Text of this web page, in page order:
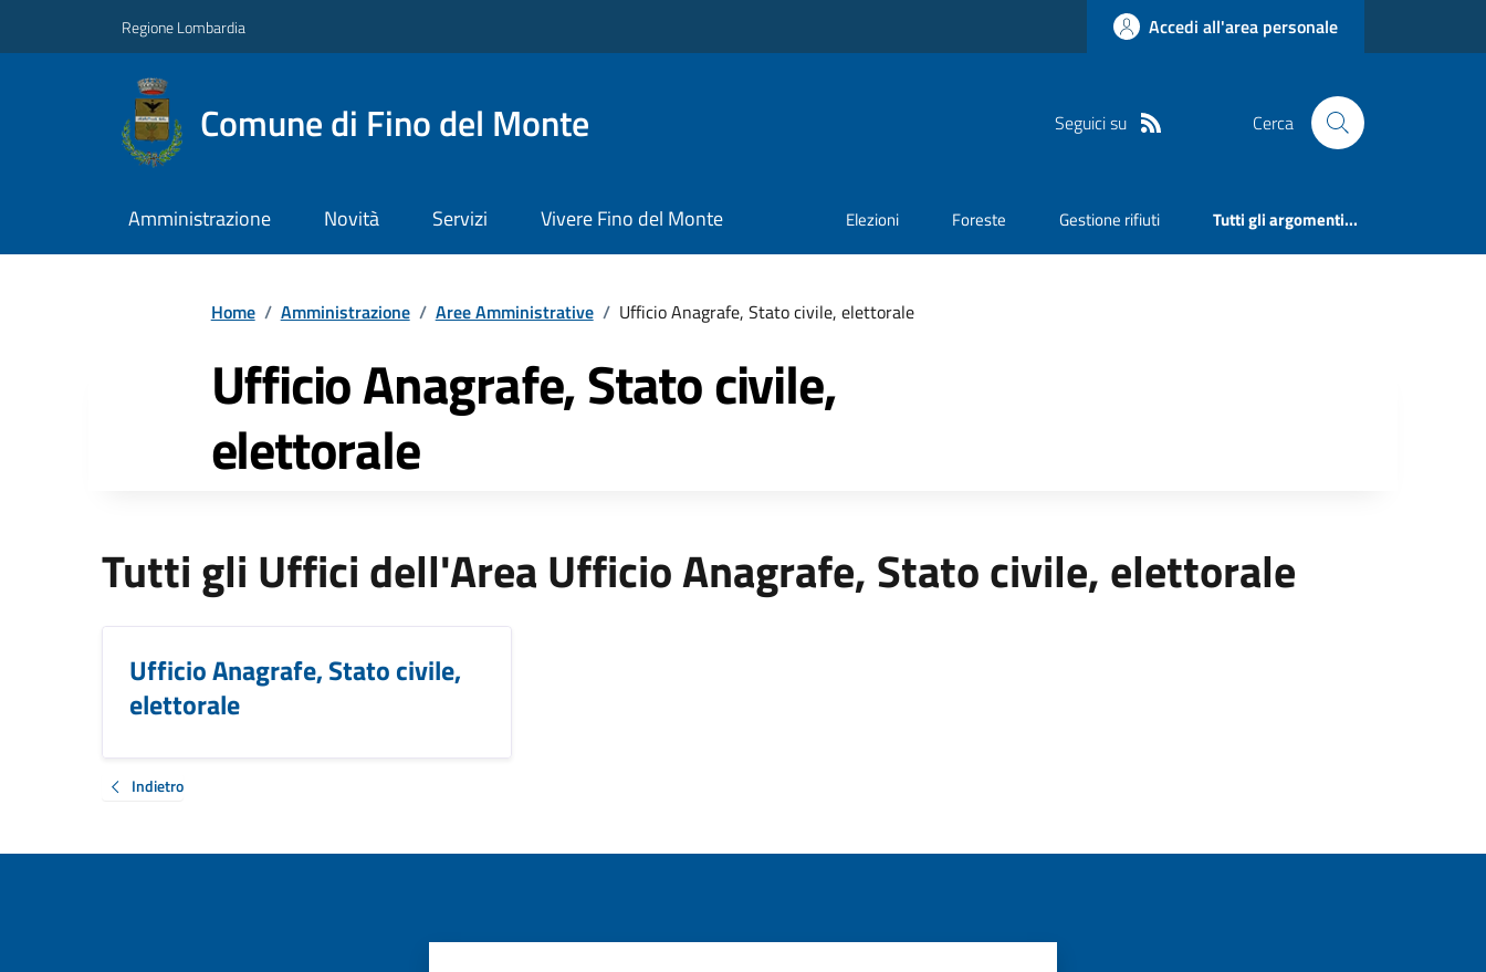
Regione Lombardia Accedi all'area personale
Comune di Fino del Monte Seguici su Cerca
Amministrazione Novità Servizi Vivere Fino del Monte Elezioni Foreste Gestione rifiuti Tutti gli argomenti...
Home / Amministrazione / Aree Amministrative / Ufficio Anagrafe, Stato civile, elettorale
Ufficio Anagrafe, Stato civile,
elettorale
Tutti gli Uffici dell'Area Ufficio Anagrafe, Stato civile, elettorale
Ufficio Anagrafe, Stato civile,
elettorale
Indietro